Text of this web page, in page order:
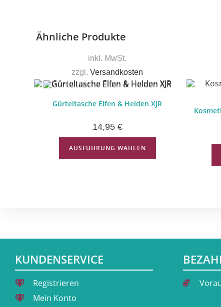
Ähnliche Produkte
inkl. MwSt.
zzgl. Versandkosten
Gürteltasche Elfen & Helden XJR
14,95 €
AUSFÜHRUNG WÄHLEN
KUNDENSERVICE
Registrieren
Mein Konto